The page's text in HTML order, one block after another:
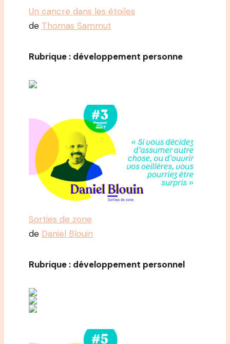
Un cancre dans les étoiles
de Thomas Sammut
Rubrique : développement personne
Sorties de zone
de Daniel Blouin
Rubrique : développement personnel